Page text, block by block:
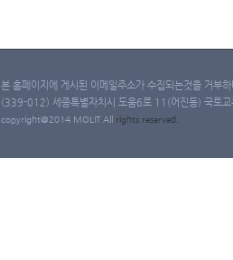
본 홈페이지에 게시된 이메일주소가 수집되는것을 거부
(339-012) 세종특별자치시 도움6로 11(어진동) 국
copyright@2014 MOLIT All rights reserved.